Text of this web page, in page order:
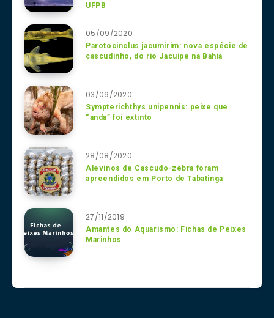
UFPB
05/09/2020
Parotocinclus jacumirim: nova espécie de
cascudinho, do rio Jacuípe na Bahia
03/09/2020
Sympterichthys unipennis: peixe que
“anda” foi extinto
28/08/2020
Alevinos de Cascudo-zebra foram
apreendidos em Porto de Tabatinga
27/11/2019
Amantes do Aquarismo: Fichas de Peixes
Marinhos